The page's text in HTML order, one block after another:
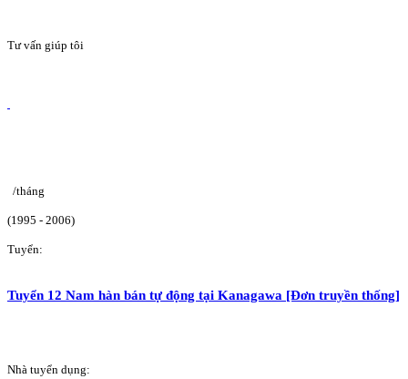
Tư vấn giúp tôi
/tháng
(1995 - 2006)
Tuyển:
Tuyển 12 Nam hàn bán tự động tại Kanagawa [Đơn truyền thống]
Nhà tuyển dụng: